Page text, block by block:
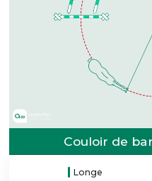
Couloir de
Longe